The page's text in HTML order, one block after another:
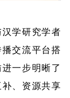
学研究学者
交流平台搭
一步明晰了
、资源共享